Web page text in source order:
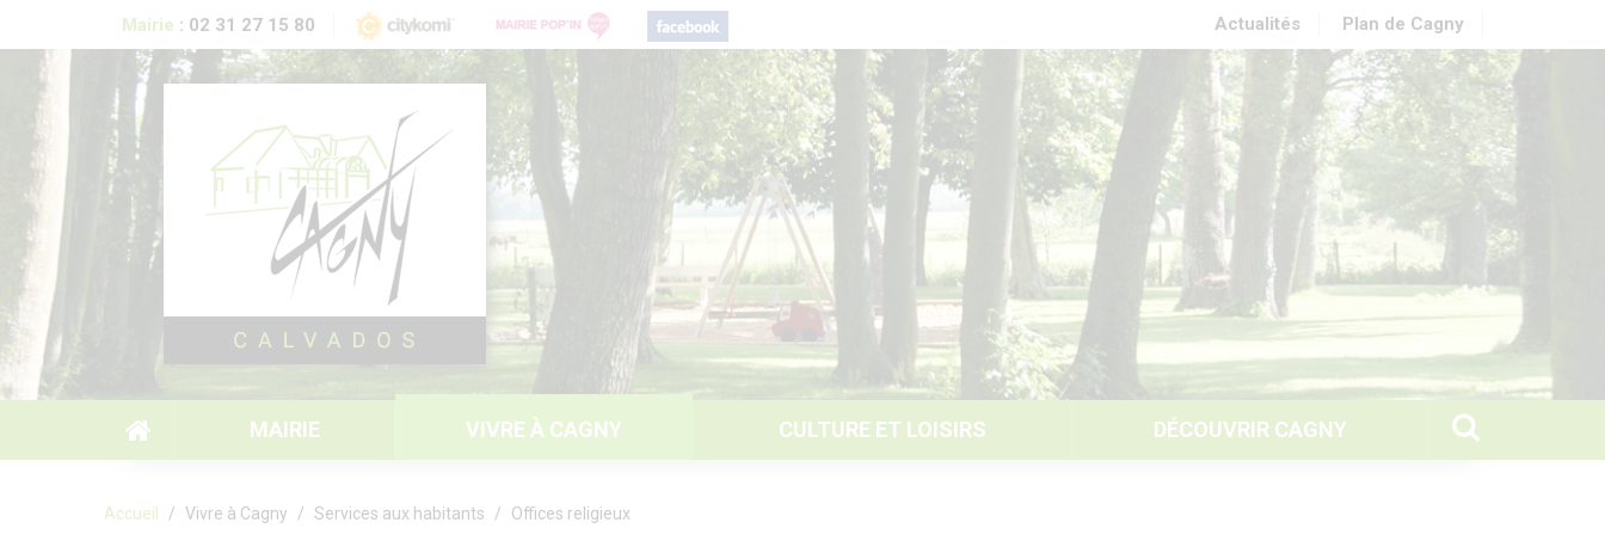
Mairie : 02 31 27 15 80 Actualités Plan de Cagny
MAIRIE VIVRE À CAGNY CULTURE ET LOISIRS DÉCOUVRIR CAGNY
Formulaire de recherche
Accueil Vivre à Cagny Services aux habitants Offices religieux